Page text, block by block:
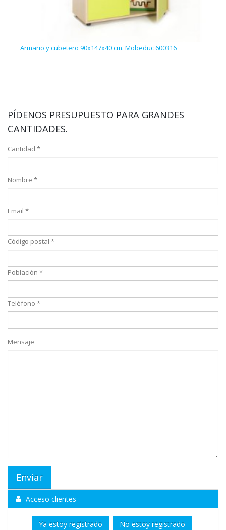
Armario y cubetero 90x147x40 cm. Mobeduc 600316
PÍDENOS PRESUPUESTO PARA GRANDES
CANTIDADES.
Cantidad *
Nombre *
Email *
Código postal *
Población *
Teléfono *
Mensaje
Acceso clientes
Ya estoy registrado No estoy registrado